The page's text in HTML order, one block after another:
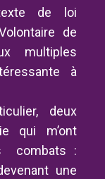
de loi
de
multiples
à
deux
qui m’ont
combats :
une